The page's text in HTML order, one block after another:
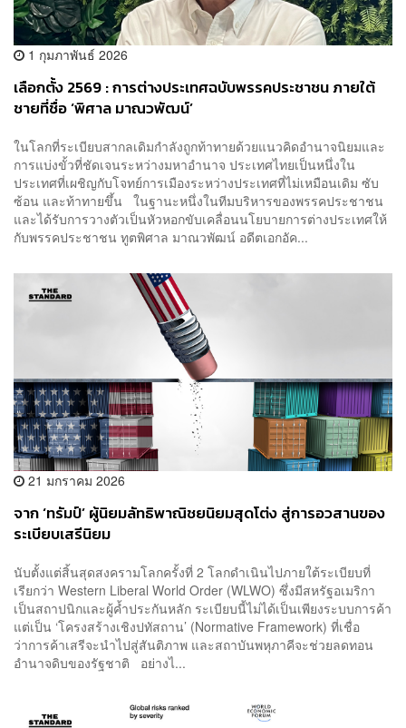
1 กุมภาพันธ์ 2026
เลือกตั้ง 2569 : การต่างประเทศฉบับพรรคประชาชน ภายใต้
ชายที่ชื่อ ‘พิศาล มาณวพัฒน์’
ในโลกที่ระเบียบสากลเดิมกำลังถูกท้าทายด้วยแนวคิดอำนาจนิยมและ
การแบ่งขั้วที่ชัดเจนระหว่างมหาอำนาจ ประเทศไทยเป็นหนึ่งใน
ประเทศที่เผชิญกับโจทย์การเมืองระหว่างประเทศที่ไม่เหมือนเดิม ซับ
ซ้อน และท้าทายขึ้น ในฐานะหนึ่งในทีมบริหารของพรรคประชาชน
และได้รับการวางตัวเป็นหัวหอกขับเคลื่อนนโยบายการต่างประเทศให้
กับพรรคประชาชน ทูตพิศาล มาณวพัฒน์ อดีตเอกอัค...
21 มกราคม 2026
จาก ‘ทรัมป์’ ผู้นิยมลัทธิพาณิชยนิยมสุดโต่ง สู่การอวสานของ
ระเบียบเสรีนิยม
นับตั้งแต่สิ้นสุดสงครามโลกครั้งที่ 2 โลกดำเนินไปภายใต้ระเบียบที่
เรียกว่า Western Liberal World Order (WLWO) ซึ่งมีสหรัฐอเมริกา
เป็นสถาปนิกและผู้ค้ำประกันหลัก ระเบียบนี้ไม่ได้เป็นเพียงระบบการค้า
แต่เป็น ‘โครงสร้างเชิงปทัสถาน’ (Normative Framework) ที่เชื่อ
ว่าการค้าเสรีจะนำไปสู่สันติภาพ และสถาบันพหุภาคีจะช่วยลดทอน
อำนาจดิบของรัฐชาติ อย่างไ...